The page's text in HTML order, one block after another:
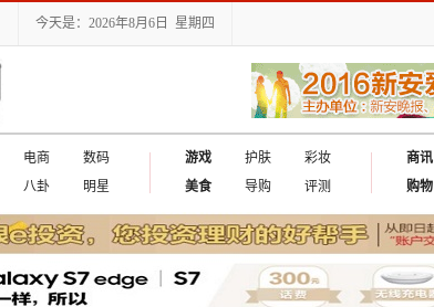
今天是：2026年8月6日 星期四
电商
数码
八卦 明星
游戏 护肤
彩妆
美食
导购 评测
商讯
购物